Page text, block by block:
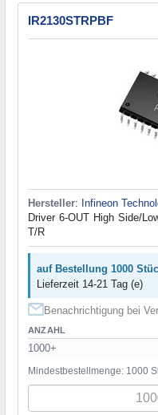
IR2130STRPBF
Hersteller: Infineon
Driver 6-OUT High Side/
T/R
auf Bestellung 1000
Lieferzeit 14-21 Tag (e)
Benachrichtigung bei
ANZAHL
1000+
Mindestbestellmenge: 1000